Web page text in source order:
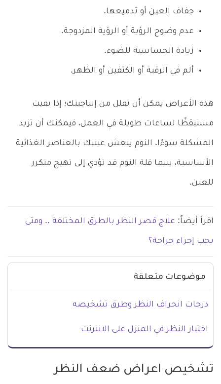
جفاف العين أو تدميعها.
عدم وضوح الرؤية أو الرؤية المزدوجة.
زيادة الحساسية للضوء.
ألم في الرقبة أو الكتفين أو الظهر.
هذه الأعراض يمكن أن تقلل من إنتاجيتك؛ إذا بقيت
مستيقظًا لساعات طويلة في العمل، فيمكنك أن تزيد
المشكلة سوءًا. النوم ينعش عينيك بالعناصر الغذائية
الأساسية، بينما قلة النوم قد تؤدي إلى تهيج متكرر
للعين.
اقرأ أيضاً: علاج قصر النظر بالطرق المختلفة .. ومتى
يجب إجراء جراحة؟
موضوعات متعلقة
درجات انحراف النظر وطرق تشخيصه
اختبار النظر في المنزل على الانترنت
تشخيص اعراض ضعف النظر